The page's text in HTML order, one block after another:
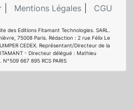
Mentions Légales CGU
des Editions Fitamant Technologies. SARL.
75008 Paris. Rédaction : 2 rue Félix Le
CEDEX. Représentant/Directeur de la
- Directeur délégué : Mathieu
N°509 667 895 RCS PARIS